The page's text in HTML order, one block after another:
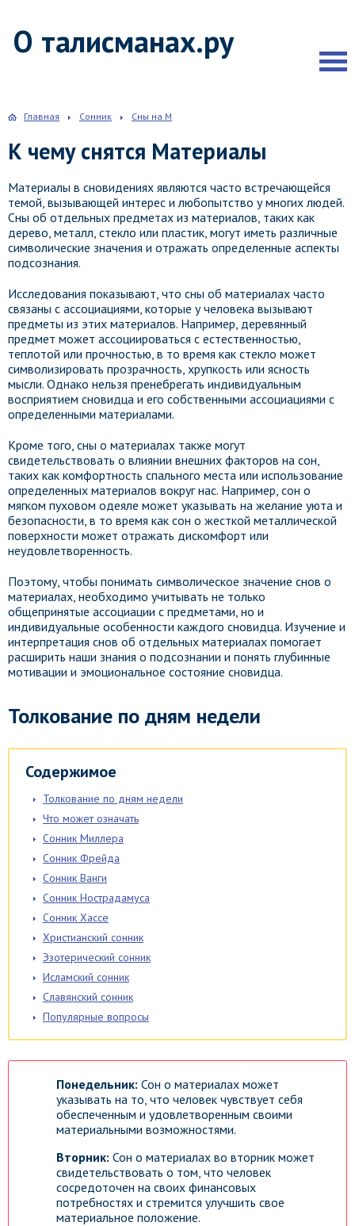
О талисманах.ру
Главная Сонник Сны на М
К чему снятся Материалы
Материалы в сновидениях являются часто встречающейся
темой, вызывающей интерес и любопытство у многих людей.
Сны об отдельных предметах из материалов, таких как
дерево, металл, стекло или пластик, могут иметь различные
символические значения и отражать определенные аспекты
подсознания.
Исследования показывают, что сны об материалах часто
связаны с ассоциациями, которые у человека вызывают
предметы из этих материалов. Например, деревянный
предмет может ассоциироваться с естественностью,
теплотой или прочностью, в то время как стекло может
символизировать прозрачность, хрупкость или ясность
мысли. Однако нельзя пренебрегать индивидуальным
восприятием сновидца и его собственными ассоциациями с
определенными материалами.
Кроме того, сны о материалах также могут
свидетельствовать о влиянии внешних факторов на сон,
таких как комфортность спального места или использование
определенных материалов вокруг нас. Например, сон о
мягком пуховом одеяле может указывать на желание уюта и
безопасности, в то время как сон о жесткой металлической
поверхности может отражать дискомфорт или
неудовлетворенность.
Поэтому, чтобы понимать символическое значение снов о
материалах, необходимо учитывать не только
общепринятые ассоциации с предметами, но и
индивидуальные особенности каждого сновидца. Изучение и
интерпретация снов об отдельных материалах помогает
расширить наши знания о подсознании и понять глубинные
мотивации и эмоциональное состояние сновидца.
Толкование по дням недели
Содержимое
Толкование по дням недели
Что может означать
Сонник Миллера
Сонник Фрейда
Сонник Ванги
Сонник Нострадамуса
Сонник Хассе
Христианский сонник
Эзотерический сонник
Исламский сонник
Славянский сонник
Популярные вопросы
Понедельник: Сон о материалах может
указывать на то, что человек чувствует себя
обеспеченным и удовлетворенным своими
материальными возможностями.
Вторник: Сон о материалах во вторник может
свидетельствовать о том, что человек
сосредоточен на своих финансовых
потребностях и стремится улучшить свое
материальное положение.